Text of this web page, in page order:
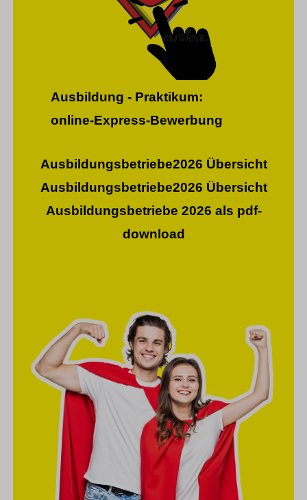
Ausbildung - Praktikum:
online-Express-Bewerbung
Ausbildungsbetriebe2026 Übersicht
Ausbildungsbetriebe2026 Übersicht
Ausbildungsbetriebe 2026 als pdf-
download